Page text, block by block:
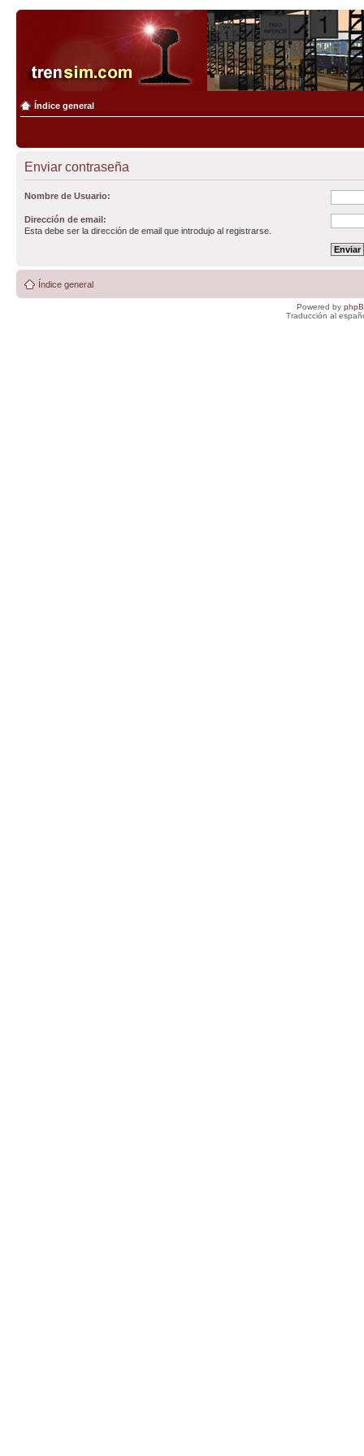
Índice general
Enviar contraseña
Nombre de Usuario:
Dirección de email:
Esta debe ser la dirección de email que introdujo al registrarse.
Índice general
Powered by
Traducción al